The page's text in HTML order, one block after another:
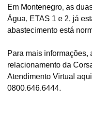
Em Montenegro, as
Água, ETAS 1 e 2, já
abastecimento está
Para mais informações,
relacionamento da
Atendimento Virtual
0800.646.6444.